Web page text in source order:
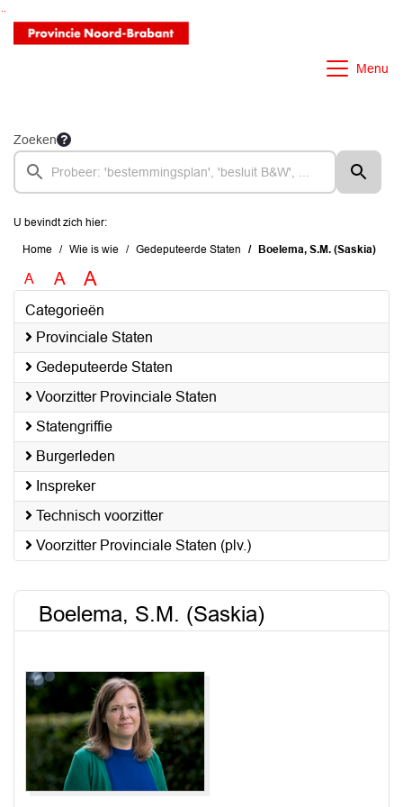
Ga naar de inhoud van deze pagina
Ga naar het zoeken
Ga naar het menu
Menu
Zoeken
U bevindt zich hier:
Home Wie is wie Gedeputeerde Staten Boelema, S.M. (Saskia)
A A A
Categorieën
Provinciale Staten
Gedeputeerde Staten
Voorzitter Provinciale Staten
Statengriffie
Burgerleden
Inspreker
Technisch voorzitter
Voorzitter Provinciale Staten (plv.)
Boelema, S.M. (Saskia)